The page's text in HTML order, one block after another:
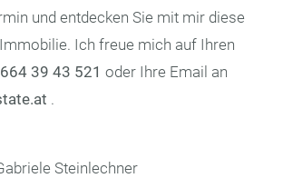
und entdecken Sie mit mir diese
Ich freue mich auf Ihren
39 43 521 oder Ihre Email an
.
Steinlechner